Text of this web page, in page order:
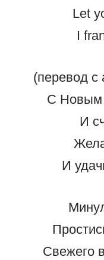
Let
I
(перевод с
С Новым
И
И
Свежего